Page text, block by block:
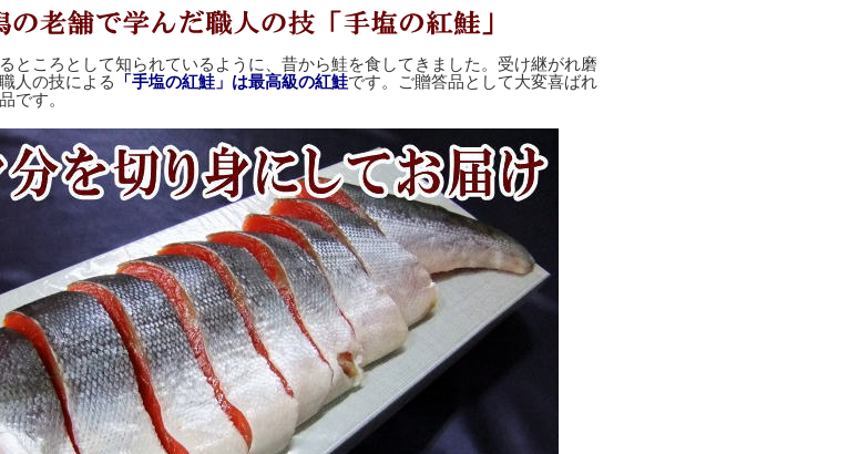
ところとして知られているように、昔から鮭を食してきました。受け継がれ磨
人の技による
「 手塩の紅鮭 」は最高級の紅鮭です。ご贈答品として大変喜ばれ
です。